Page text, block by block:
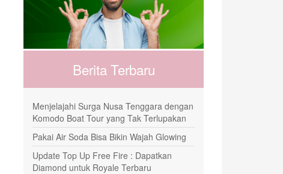
Berita Terbaru
Menjelajahi Surga Nusa Tenggara dengan
Komodo Boat Tour yang Tak Terlupakan
Pakai Air Soda Bisa Bikin Wajah Glowing
Update Top Up Free Fire : Dapatkan
Diamond untuk Royale Terbaru